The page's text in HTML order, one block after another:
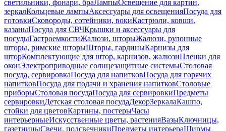
светильники, фонари, браЛампыОсвещение для картин,
зеркалКольцевые лампыАксессуары для освещенияПосуда для
готовкиСковороды, сотейники, вокиКастрюли, ковши,
казаныПосуда для СВЧКрышки и аксессуары для
посудыГастроемкостиЖалюзи, шторыЖалюзи, рулонные
шторы, римские шторыШторы, гардиныКарнизы для
шторКомплектующие для штор, карнизов, жалюзиПленки для
оконЭлектроприводные солнцезащитные системыСтоловая
посуда, сервировкаПосуда для напитковПосуда для горячих
напитковПосуда для подачи и хранения напитковСтоловые
приборыСтоловая посудаПосуда для сервировкиПредметы
сервировкиДетская столовая посудаДекорЗеркалаКашпо,
стойки для цветовКартины, постерыЧасы
интерьерныеИскусственные цветы, растенияВазыКлючницы,
газетницыСвечи, подсвечникиПредметы интерьераШирмы